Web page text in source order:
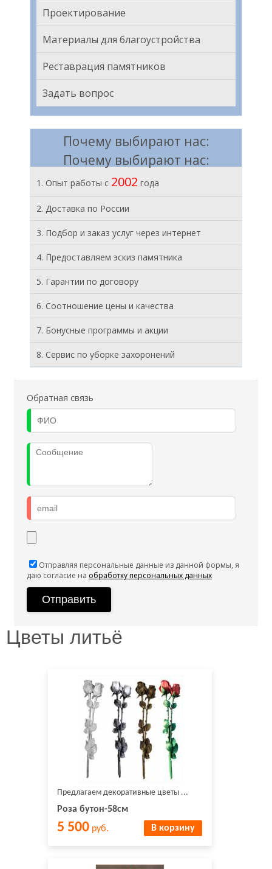
Проектирование
Материалы для благоустройства
Реставрация памятников
Задать вопрос
Почему выбирают нас:
Почему выбирают нас:
1. Опыт работы с 2002 года
2. Доставка по России
3. Подбор и заказ услуг через интернет
4. Предоставляем эскиз памятника
5. Гарантии по договору
6. Соотношение цены и качества
7. Бонусные программы и акции
8. Cервис по уборке захоронений
Обратная связь
Отправляя персональные данные из данной формы, я
даю согласие на обработку персональных данных
Цветы литьё
Предлагаем декоративные цветы ...
Роза бутон-58см
5 500 руб. В корзину